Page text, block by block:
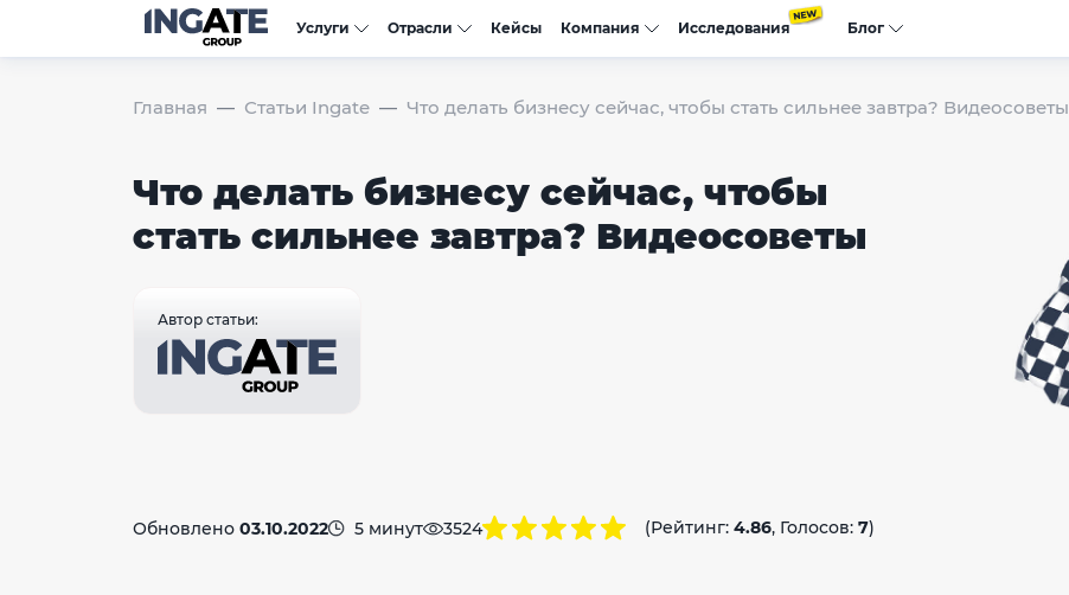
Услуги Отрасли Кейсы Компания Исследования Блог
Главная Статьи Ingate Что делать бизнесу сейчас, чтобы стать сильнее завтра? Видеосоветы
Что делать бизнесу сейчас, чтобы
стать сильнее завтра? Видеосоветы
Автор статьи:
Обновлено 03.10.2022 5 минут 3524 (Рейтинг: 4.86, Голосов: 7)